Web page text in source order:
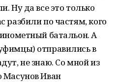
Ну да все это только
разбили по частям, кого
батальон. А
отправились в
не знаю. Со мной из
Масунов Иван